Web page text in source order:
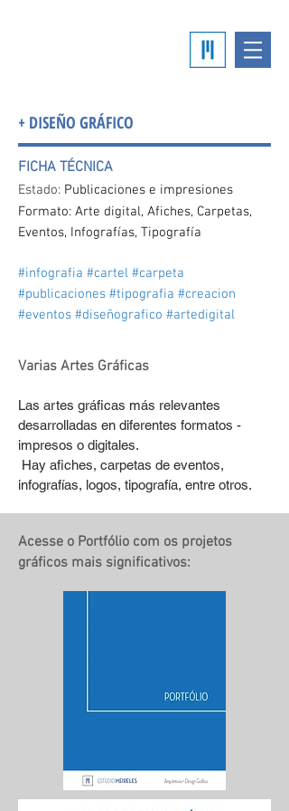
+ DISEÑO GRÁFICO
FICHA TÉCNICA
Estado: Publicaciones e impresiones
Formato: Arte digital, Afiches, Carpetas,
Eventos, Infografías, Tipografía
#infografia #cartel #carpeta
#publicaciones #tipografia #creacion
#eventos #diseñografico #artedigital
Varias Artes Gráficas
Las artes gráficas más relevantes
desarrolladas en diferentes formatos -
impresos o digitales.
Hay afiches, carpetas de eventos,
infografías, logos, tipografía, entre otros.
Acesse o Portfólio com os projetos
gráficos mais significativos: